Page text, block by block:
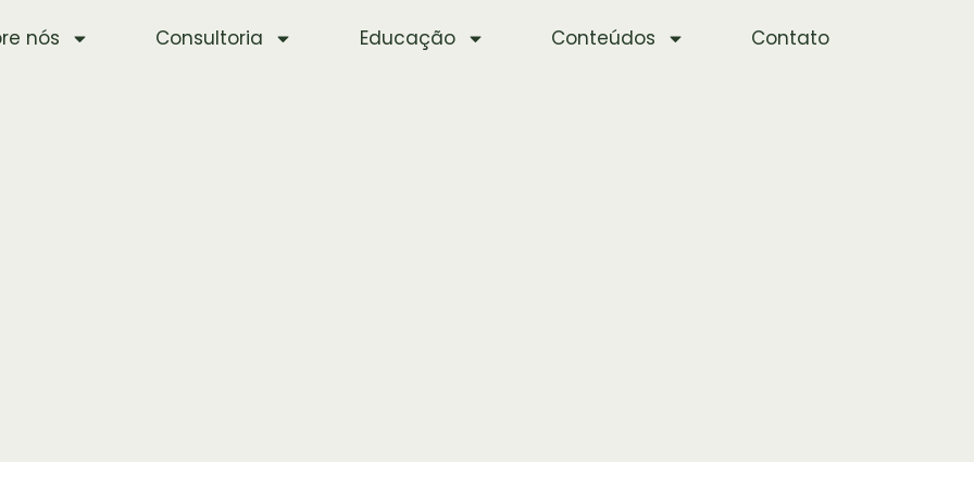
nós Consultoria Educação Conteúdos Contato